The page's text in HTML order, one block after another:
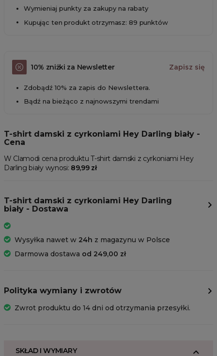
Wymieniaj punkty za zakupy na rabaty
Kupując ten produkt otrzymasz: 89 punktów
10% zniżki za Newsletter Zapisz się
Zdobądź 10% za zapis do Newslettera.
Bądź na bieżąco z najnowszymi trendami
T-shirt damski z cyrkoniami Hey Darling biały -
Cena
W Clamodi cena produktu T-shirt damski z cyrkoniami Hey
Darling biały wynosi: 89,99 zł
T-shirt damski z cyrkoniami Hey Darling
biały - Dostawa
Wysyłka nawet w 24h z magazynu w Polsce
Darmowa dostawa od 249,00 zł
Polityka wymiany i zwrotów
Zwrot produktu do 14 dni od otrzymania przesyłki.
SKŁAD I WYMIARY